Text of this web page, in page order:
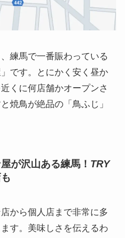
練馬で一番賑わっている
です。とにかく安く昼か
くに何店舗かオープンさ
焼鳥が絶品の「鳥ふじ」
が沢山ある練馬！ TRY
から個人店まで非常に多
す。美味しさを伝えるわ